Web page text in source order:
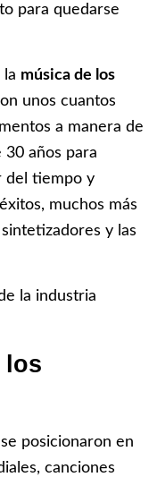
para quedarse
la música de los
unos cuantos
a manera de
30 años para
del tiempo y
muchos más
y las
la industria
los
posicionaron en
canciones